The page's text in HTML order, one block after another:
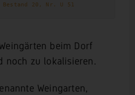
Bestand 20, Nr. U 51
beim Dorf
noch zu lokalisieren.
Weingarten,